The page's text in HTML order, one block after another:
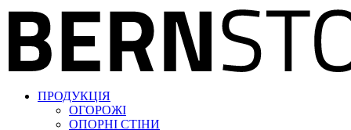
ПРОДУКЦІЯ
ОГОРОЖІ
ОПОРНІ СТІНИ